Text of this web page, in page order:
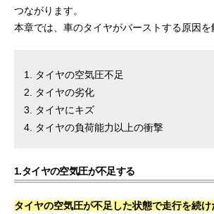
つながります。
本章では、車のタイヤがバーストする原因を
タイヤの空気圧不足
タイヤの劣化
タイヤにキズ
タイヤの負荷能力以上の衝撃
1.タイヤの空気圧が不足する
タイヤの空気圧が不足した状態で走行を続け